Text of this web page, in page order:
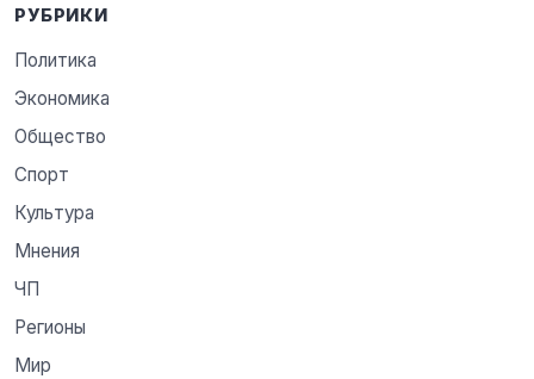
РУБРИКИ
Политика
Экономика
Общество
Спорт
Культура
Мнения
ЧП
Регионы
Мир